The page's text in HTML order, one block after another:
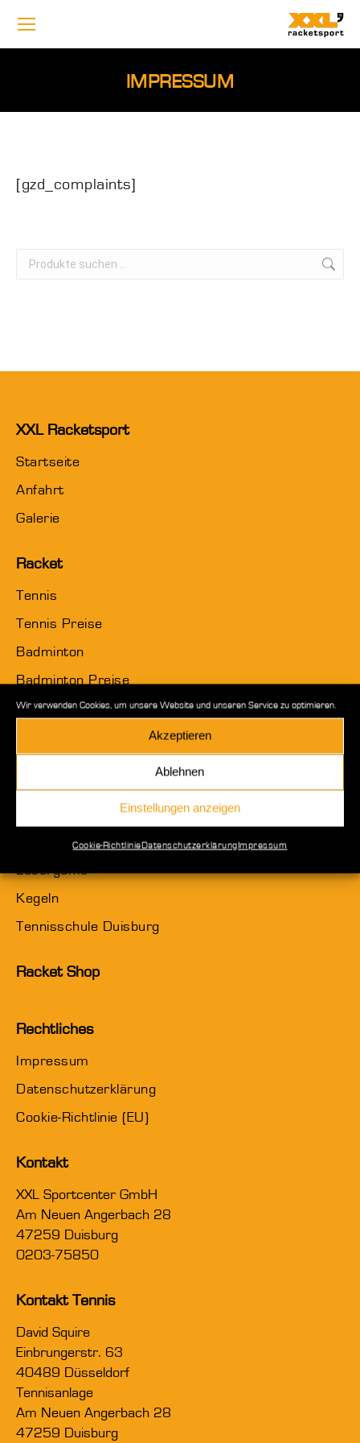
Wir verwenden Cookies, um unsere Website und unseren Service zu optimieren.
Akzeptieren
Ablehnen
Einstellungen anzeigen
Cookie-RichtlinieDatenschutzerklärungImpressum
IMPRESSUM
[gzd_complaints]
XXL Racketsport
Startseite
Anfahrt
Galerie
Racket
Tennis
Tennis Preise
Badminton
Badminton Preise
XXL Sportcenter
BowlXXLing
Moonlight Minigolf
Poolbillard Dusiburg
Lasergame
Kegeln
Tennisschule Duisburg
Racket Shop
Rechtliches
Impressum
Datenschutzerklärung
Cookie-Richtlinie (EU)
Kontakt
XXL Sportcenter GmbH
Am Neuen Angerbach 28
47259 Duisburg
0203-75850
Kontakt Tennis
David Squire
Einbrungerstr. 63
40489 Düsseldorf
Tennisanlage
Am Neuen Angerbach 28
47259 Duisburg